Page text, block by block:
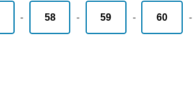
- 58 - 59 - 60 -